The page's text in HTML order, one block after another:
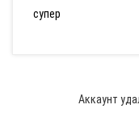
супер
Аккаунт